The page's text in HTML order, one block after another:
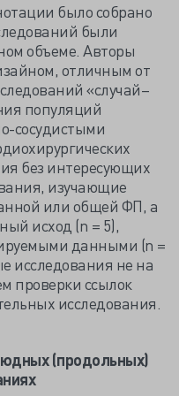
было собрано
были
объеме. Авторы
отличным от
«случай–
популяций
сосудистыми
без интересующих
изучающие
или общей ФП, а
исход (n = 5),
данными (n =
исследования не на
проверки ссылок
исследования.
(продольных)